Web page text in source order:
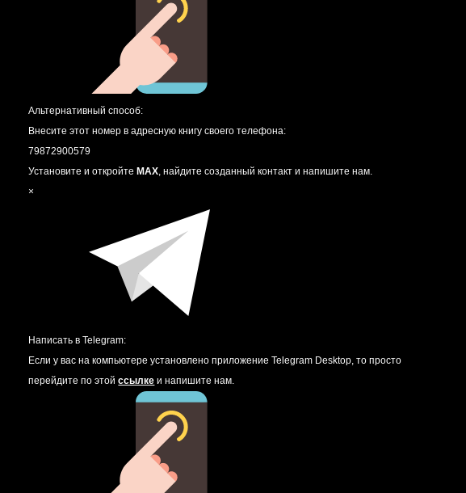
Альтернативный способ:
Внесите этот номер в адресную книгу своего телефона:
79872900579
Установите и откройте MAX, найдите созданный контакт и напишите нам.
×
Написать в Telegram:
Если у вас на компьютере установлено приложение Telegram Desktop, то просто
перейдите по этойссылке и напишите нам.